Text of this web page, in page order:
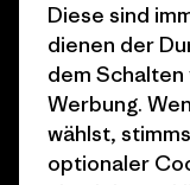
1% For The Planet
Wie wir finanzieren
Stores in deiner
Diese sind
dienen der
dem
Werbung.
wählst,
optionaler